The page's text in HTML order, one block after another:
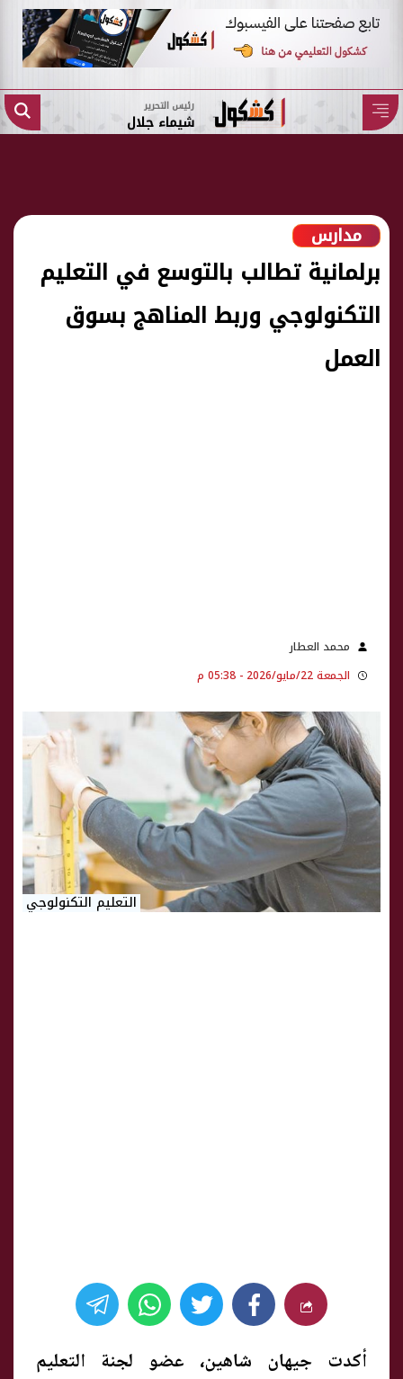
رئيس التحرير
شيماء جلال
مدارس
برلمانية تطالب بالتوسع في التعليم
التكنولوجي وربط المناهج بسوق
العمل
محمد العطار
الجمعة 22/مايو/2026 - 05:38 م
التعليم التكنولوجي
أكدت جيهان شاهين، عضو لجنة التعليم